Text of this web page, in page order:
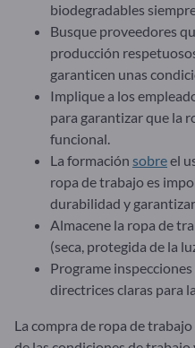
biodegradables
Busque proveedores
producción
garanticen unas
Implique a los
para garantizar que la
funcional.
La formación sobreel
ropa de trabajo es
durabilidad y
Almacene la ropa de
(seca, protegida de la
Programe
directrices claras para
La compra de ropa de